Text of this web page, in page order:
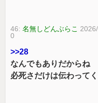
46:名無しどんぶらこ
0
>>28
なんでもありだからね
必死さだけは伝わって